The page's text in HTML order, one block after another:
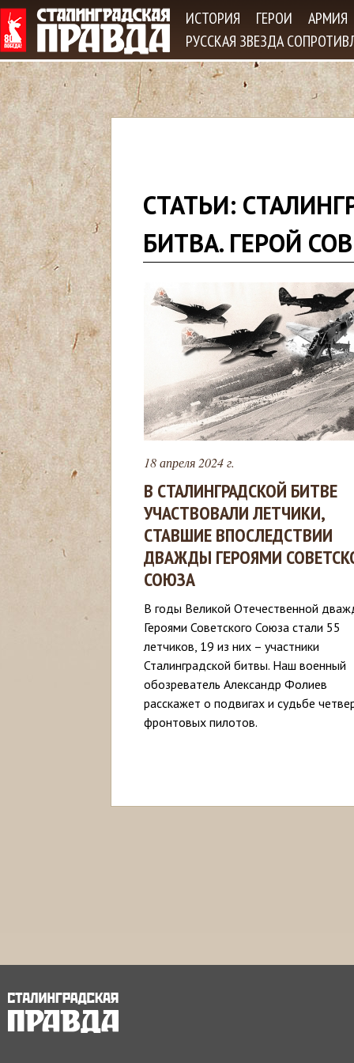
ИСТОРИЯ ГЕРОИ
АРМИЯ
РУССКАЯ ЗВЕЗДА
з
д
ь
СТАТЬИ:
БИТВА. ГЕРОЙ
18 апреля 2024 г.
В СТАЛИНГРАДСКОЙ БИТВЕ
УЧАСТВОВАЛИ ЛЕТЧИКИ,
СТАВШИЕ ВПОСЛЕДСТВИИ
ДВАЖДЫ ГЕРОЯМИ
СОЮЗА
В годы Великой Отечественной
Героями Советского Союза стали 55
летчиков, 19 из них – участники
Сталинградской битвы. Наш военный
обозреватель Александр Фолиев
расскажет о подвигах и судьбе
фронтовых пилотов.